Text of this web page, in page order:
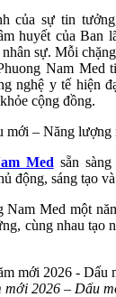
của sự tin
huyết của Ban
sự. Mỗi
Nam Med
nghệ y tế hiện
cộng đồng.
mới – Năng lượng
Med sẵn
động, sáng tạo
Nam Med một
cùng nhau tạo
mới 2026 – Dấu